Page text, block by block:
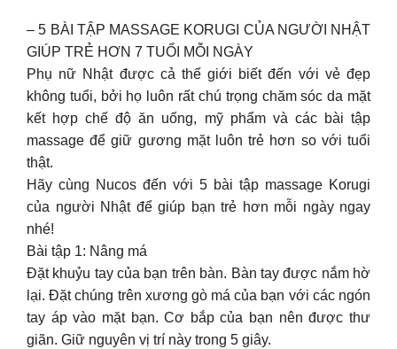
– 5 BÀI TẬP MASSAGE KORUGI CỦA NGƯỜI NHẬT
GIÚP TRẺ HƠN 7 TUỔI MỖI NGÀY
Phụ nữ Nhật được cả thế giới biết đến với vẻ đẹp
không tuổi, bởi họ luôn rất chú trọng chăm sóc da mặt
kết hợp chế độ ăn uống, mỹ phẩm và các bài tập
massage để giữ gương mặt luôn trẻ hơn so với tuổi
thật.
Hãy cùng Nucos đến với 5 bài tập massage Korugi
của người Nhật để giúp bạn trẻ hơn mỗi ngày ngay
nhé!
Bài tập 1: Nâng má
Đặt khuỷu tay của bạn trên bàn. Bàn tay được nắm hờ
lại. Đặt chúng trên xương gò má của bạn với các ngón
tay áp vào mặt bạn. Cơ bắp của bạn nên được thư
giãn. Giữ nguyên vị trí này trong 5 giây.